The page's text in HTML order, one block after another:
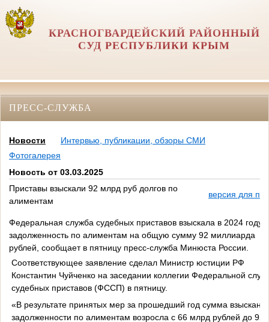
КРАСНОГВАРДЕЙСКИЙ РАЙОННЫЙ
СУД РЕСПУБЛИКИ КРЫМ
ПРЕСС-СЛУЖБА
Новости
Интервью, публикации, обзоры СМИ
Фотогалерея
Новость от 03.03.2025
Приставы взыскали 92 млрд руб долгов по
алиментам
версия для
Федеральная служба судебных приставов взыскала в 2024 году
задолженность по алиментам на общую сумму 92 миллиарда
рублей, сообщает в пятницу пресс-служба Минюста России.
Соответствующее заявление сделал Министр юстиции РФ
Константин Чуйченко на заседании коллегии Федеральной
судебных приставов (ФССП) в пятницу.
«В результате принятых мер за прошедший год сумма
задолженности по алиментам возросла с 66 млрд рублей до 92